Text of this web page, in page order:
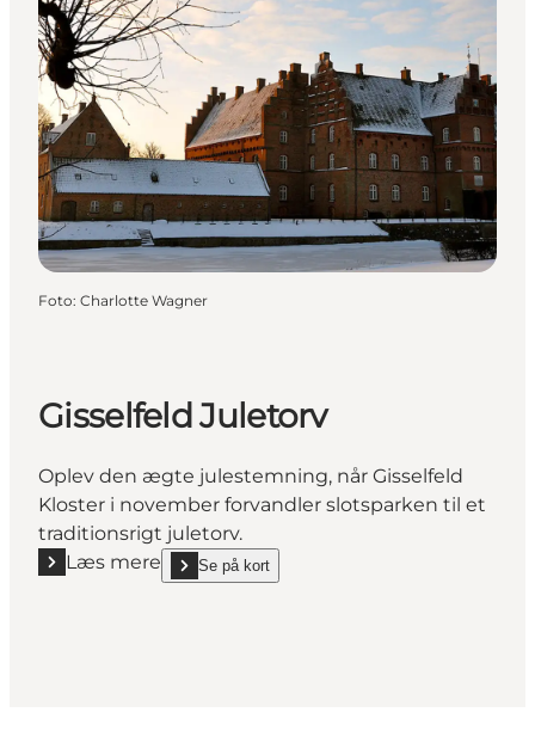
Foto: Charlotte Wagner
Gisselfeld Juletorv
Oplev den ægte julestemning, når Gisselfeld
Kloster i november forvandler slotsparken til et
traditionsrigt juletorv.
Læs mere
Læs mere "Gisselfeld Juletorv"
Se på kort
show Gisselfeld Juletorv on_map